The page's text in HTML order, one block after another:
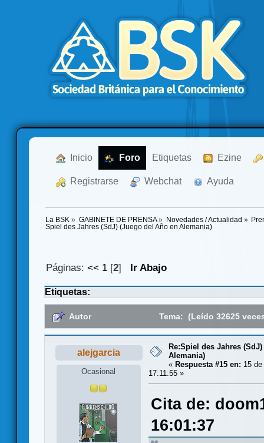
Inicio Foro Etiquetas Ezine
Registrarse Webchat Ayuda
La BSK » GABINETE DE PRENSA» Novedades / Actualidad »
Spiel des Jahres (SdJ) (Juego del Año en Alemania)
Páginas:<< 1 [2] Ir Abajo
Etiquetas:
Autor Tema: (Leído 32625
alejgarcia
Ocasional
Re:Spiel des Jahres
Alemania)
« Respuesta #15 en: 15
17:11:55 »
Cita de:
16:01:37